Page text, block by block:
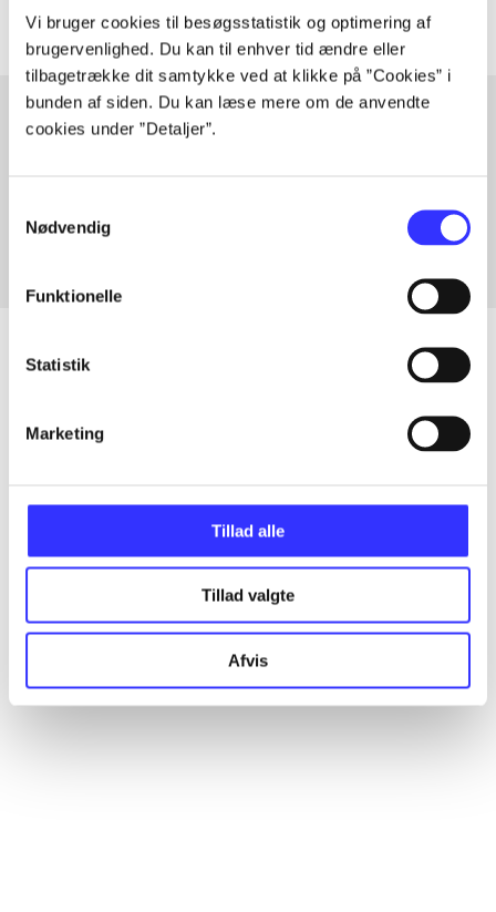
Vi bruger cookies til besøgsstatistik og optimering af
brugervenlighed. Du kan til enhver tid ændre eller
tilbagetrække dit samtykke ved at klikke på ”Cookies” i
bunden af siden. Du kan læse mere om de anvendte
cookies under ”Detaljer”.
Nødvendig
Funktionelle
Statistik
Marketing
Tillad alle
Tillad valgte
Afvis
Alle registrerede artikler fordelt på udgivelser
...